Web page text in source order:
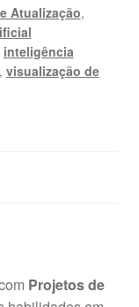
Atualização,
inteligência
, visualização de
Projetos de